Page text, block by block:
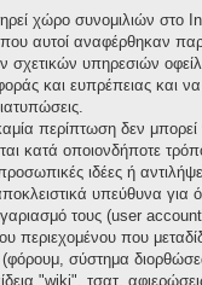
χώρο συνομιλιών
που αυτοί αναφέρθηκαν
σχετικών υπηρεσιών
και ευπρέπειας και
περίπτωση δεν μπορεί
κατά οποιονδήποτε
ιδέες ή
υπεύθυνα για
τους (user
περιεχομένου που
(φόρουμ, σύστημα
"wiki", τσατ,